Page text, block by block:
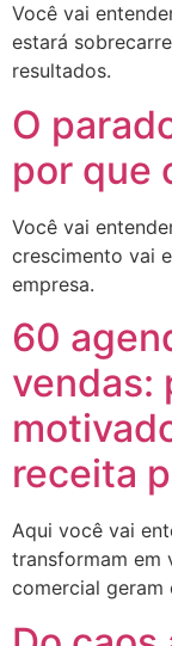
Você vai
estará
resultados.
O
por que
Você vai
crescimento vai
empresa.
60
vendas:
receita
Aqui você vai
transformam em
comercial geram